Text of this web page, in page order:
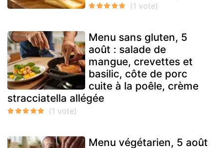
Menu sans gluten, 5
août : salade de
mangue, crevettes et
basilic, côte de porc
cuite à la poêle, crème
stracciatella allégée
Menu végétarien, 5 août